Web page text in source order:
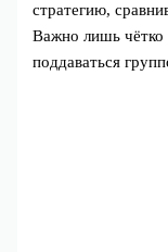
стратегию,
Важно лишь чётко
поддаваться